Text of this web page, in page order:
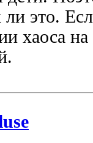
это.
хаоса